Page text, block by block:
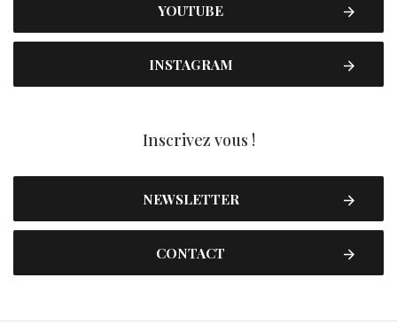
YOUTUBE
INSTAGRAM
Inscrivez vous !
NEWSLETTER
CONTACT